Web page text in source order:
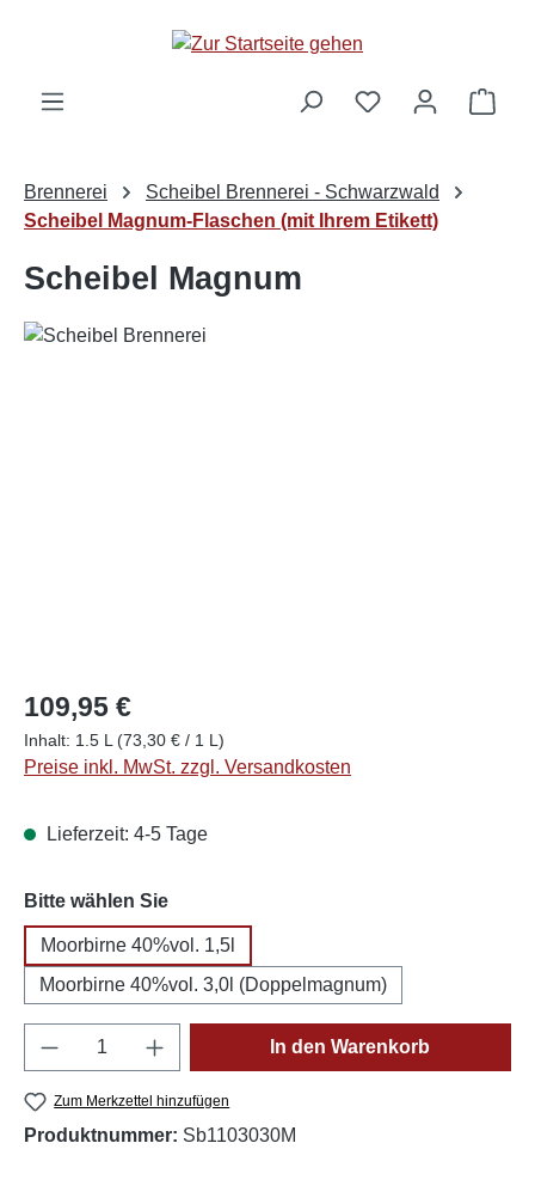
Brennerei
Scheibel Brennerei - Schwarzwald
Scheibel Magnum-Flaschen (mit Ihrem Etikett)
Scheibel Magnum
109,95 €
Inhalt: 1.5 L (73,30 € / 1 L)
Preise inkl. MwSt. zzgl. Versandkosten
Lieferzeit: 4-5 Tage
Bitte wählen Sieauswählen
Moorbirne 40%vol. 1,5l
Moorbirne 40%vol. 3,0l (Doppelmagnum)
Produkt Anzahl: Gib den gewünschten
In den Warenkorb
Zum Merkzettel hinzufügen
Produktnummer: Sb1103030M